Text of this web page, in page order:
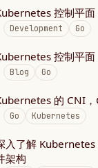
控制平
Development Go
控制平面
Blog Go
的 CNI，
Go Kubernetes
入了解
架构